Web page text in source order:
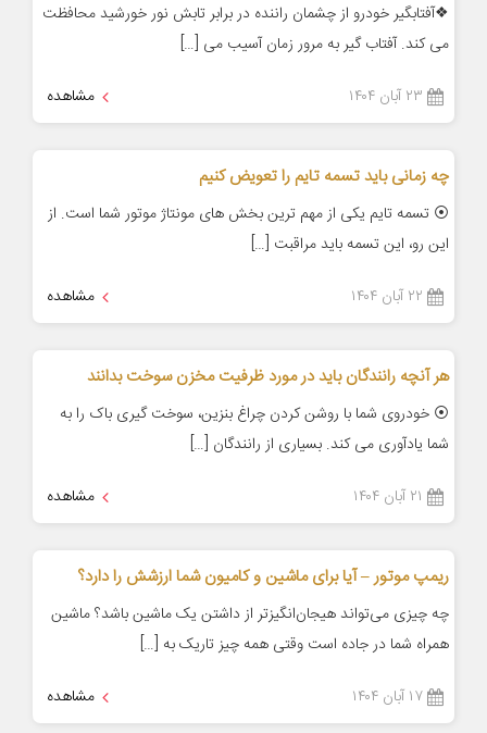
❖آفتابگیر خودرو از چشمان راننده در برابر تابش نور خورشید محافظت
می کند. آفتاب گیر به مرور زمان آسیب می […]
مشاهده
چه زمانی باید تسمه تایم را تعویض کنیم
⦿ تسمه تایم یکی از مهم ترین بخش های مونتاژ موتور شما است. از
این رو، این تسمه باید مراقبت […]
مشاهده
هر آنچه رانندگان باید در مورد ظرفیت مخزن سوخت بدانند
⦿ خودروی شما با روشن کردن چراغ بنزین، سوخت گیری باک را به
شما یادآوری می کند. بسیاری از رانندگان […]
مشاهده
ریمپ موتور – آیا برای ماشین و کامیون شما ارزشش را دارد؟
چه چیزی می‌تواند هیجان‌انگیزتر از داشتن یک ماشین باشد؟ ماشین
همراه شما در جاده است وقتی همه چیز تاریک به […]
مشاهده